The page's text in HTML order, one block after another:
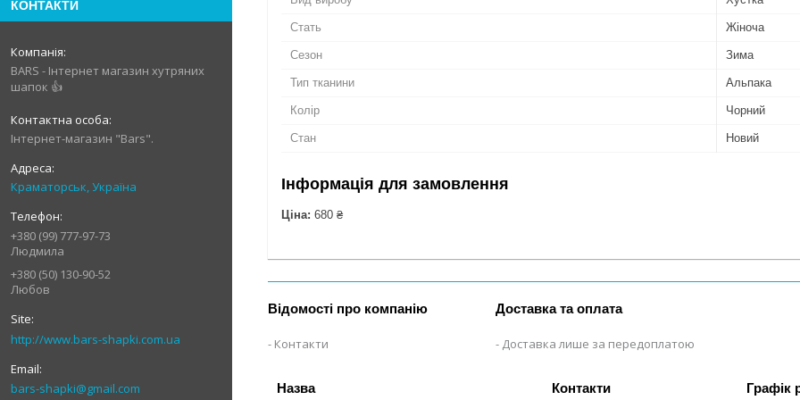
КОНТАКТИ
BARS - Інтернет магазин хутряних
шапок 👍
Інтернет-магазин "Bars".
Краматорськ, Україна
+380 (99) 777-97-73
Людмила
+380 (50) 130-90-52
Любов
http://www.bars-shapki.com.ua
bars-shapki@gmail.com
Стать Жіноча
Сезон Зима
Тип тканини Альпака
Колір Чорний
Стан Новий
Інформація для замовлення
Ціна: 680 ₴
Відомості про компанію
Контакти
Доставка та оплата
Доставка лише за передоплатою
Графік